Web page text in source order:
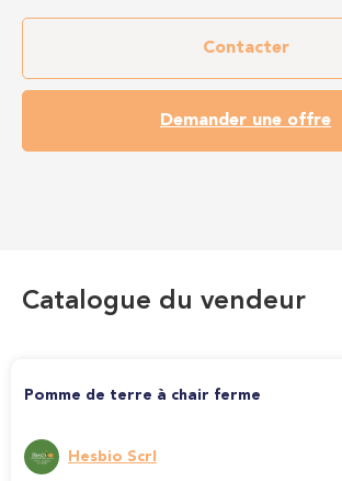
Contacter
Demander une offre
Catalogue du vendeur
Pomme de terre à chair ferme
Hesbio Scrl